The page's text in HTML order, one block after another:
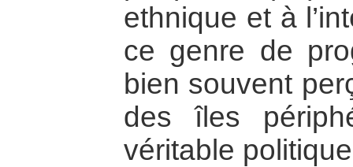
ethnique et à
ce genre de
bien souvent
des îles
véritable